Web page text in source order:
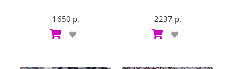
1650 р. 2237 р.